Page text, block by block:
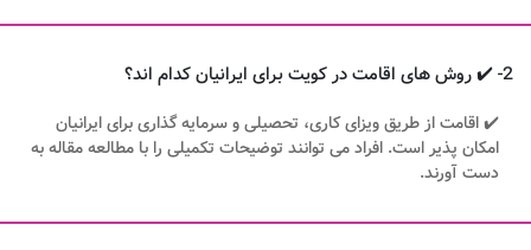
2- ✔️ روش های اقامت در کویت برای ایرانیان کدام اند؟
✔️ اقامت از طریق ویزای کاری، تحصیلی و سرمایه گذاری برای ایرانیان
امکان پذیر است. افراد می توانند توضیحات تکمیلی را با مطالعه مقاله به
دست آورند.